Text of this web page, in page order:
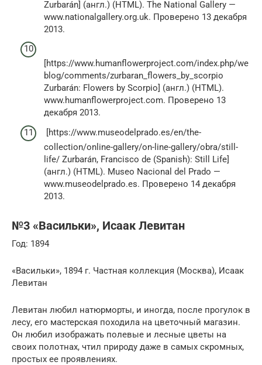
Zurbarán] (англ.) (HTML). The National Gallery —
www.nationalgallery.org.uk. Проверено 13 декабря
2013.
[https://www.humanflowerproject.com/index.php/we
blog/comments/zurbaran_flowers_by_scorpio
Zurbarán: Flowers by Scorpio] (англ.) (HTML).
www.humanflowerproject.com. Проверено 13
декабря 2013.
[https://www.museodelprado.es/en/the-
collection/online-gallery/on-line-gallery/obra/still-
life/ Zurbarán, Francisco de (Spanish): Still Life]
(англ.) (HTML). Museo Nacional del Prado —
www.museodelprado.es. Проверено 14 декабря
2013.
№3 «Васильки», Исаак Левитан
Год: 1894
«Васильки», 1894 г. Частная коллекция (Москва), Исаак
Левитан
Левитан любил натюрморты, и иногда, после прогулок в
лесу, его мастерская походила на цветочный магазин.
Он любил изображать полевые и лесные цветы на
своих полотнах, чтил природу даже в самых скромных,
простых ее проявлениях.